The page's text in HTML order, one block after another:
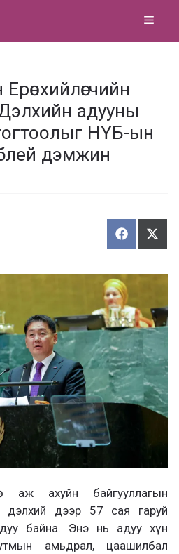
адууны
НҮБ-ын
дэмжин
Х
у
а
а
л
ц
а
х
Т
ү
э
аж ахуйн байгууллагын
дэлхий дээр 57 сая гаруй
байна. Энэ нь адуу хүн
амьдрал, цаашилбал